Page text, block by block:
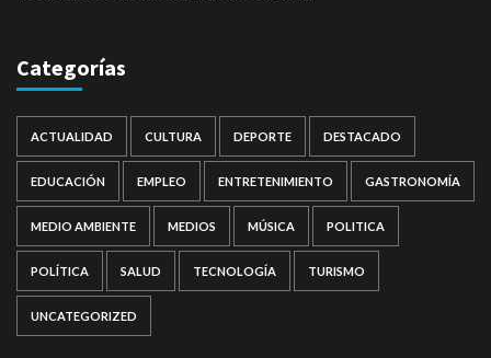
Categorías
ACTUALIDAD CULTURA DEPORTE DESTACADO
EDUCACIÓN EMPLEO ENTRETENIMIENTO GASTRONOMÍA
MEDIO AMBIENTE MEDIOS MÚSICA POLITICA
POLÍTICA SALUD TECNOLOGÍA TURISMO
UNCATEGORIZED